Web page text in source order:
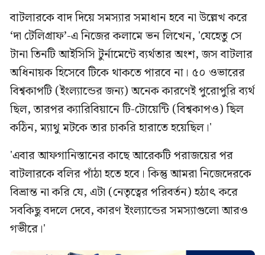
বাটলারকে বাদ দিয়ে সমস্যার সমাধান হবে না উল্লেখ করে
‘দা টেলিগ্রাফ’-এ নিজের কলামে ভন লিখেন, 'যেহেতু সে
টানা তিনটি আইসিসি টুর্নামেন্টে ব্যর্থতার অংশ, জস বাটলার
অধিনায়ক হিসেবে টিকে থাকতে পারবে না। ৫০ ওভারের
বিশ্বকাপটি (ইংল্যান্ডের জন্য) অনেক কারণেই পুরোপুরি ব্যর্থ
ছিল, তারপর ক্যারিবিয়ানে টি-টোয়েন্টি (বিশ্বকাপও) ছিল
কঠিন, ম্যাথু মটকে তার চাকরি হারাতে হয়েছিল।'
'এবার আফগানিস্তানের কাছে আরেকটি পরাজয়ের পর
বাটলারকে বলির পাঁঠা হতে হবে। কিন্তু আমরা নিজেদেরকে
বিভ্রান্ত না করি যে, এটা (নেতৃত্বের পরিবর্তন) হঠাৎ করে
সবকিছু বদলে দেবে, কারণ ইংল্যান্ডের সমস্যাগুলো আরও
গভীরে।'